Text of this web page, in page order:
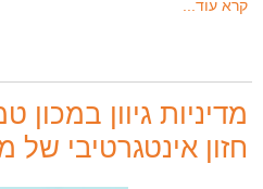
קרא עוד...
מדיניות גיוון במכון
חזון אינטגרטיבי של